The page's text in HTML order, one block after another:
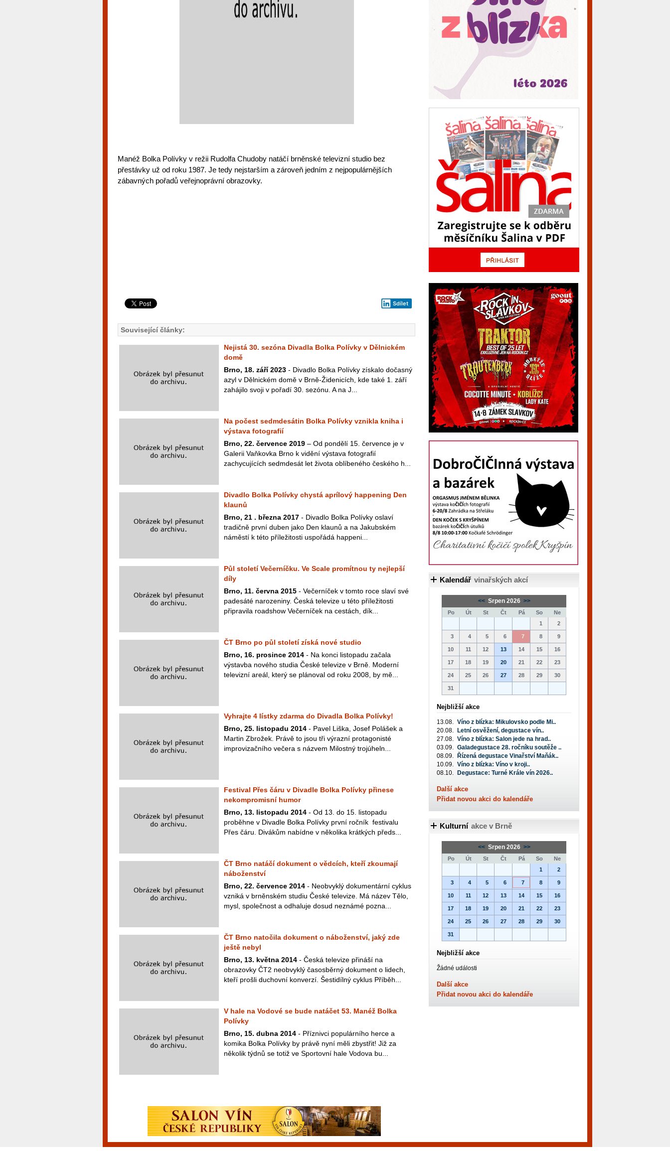
Manéž Bolka Polívky v režii Rudolfa Chudoby natáčí brněnské televizní studio bez
přestávky už od roku 1987. Je tedy nejstarším a zároveň jedním z nejpopulárnějších
zábavných pořadů veřejnoprávní obrazovky.
Sdílet
Související články:
Nejistá 30. sezóna Divadla Bolka Polívky v Dělnickém
domě
Brno, 18. září 2023 - Divadlo Bolka Polívky získalo dočasný
azyl v Dělnickém domě v Brně-Židenicích, kde také 1. září
zahájilo svoji v pořadí 30. sezónu. A na J...
Na počest sedmdesátin Bolka Polívky vznikla kniha i
výstava fotografií
Brno, 22. července 2019 – Od pondělí 15. července je v
Galerii Vaňkovka Brno k vidění výstava fotografií
zachycujících sedmdesát let života oblíbeného českého h...
Divadlo Bolka Polívky chystá aprílový happening Den
klaunů
Brno, 21 . března 2017 - Divadlo Bolka Polívky oslaví
tradičně první duben jako Den klaunů a na Jakubském
náměstí k této příležitosti uspořádá happeni...
Půl století Večerníčku. Ve Scale promítnou ty nejlepší
díly
Brno, 11. června 2015 - Večerníček v tomto roce slaví své
padesáté narozeniny. Česká televize u této příležitosti
připravila roadshow Večerníček na cestách, dík...
ČT Brno po půl století získá nové studio
Brno, 16. prosince 2014 - Na konci listopadu začala
výstavba nového studia České televize v Brně. Moderní
televizní areál, který se plánoval od roku 2008, by mě...
Vyhrajte 4 lístky zdarma do Divadla Bolka Polívky!
Brno, 25. listopadu 2014 - Pavel Liška, Josef Polášek a
Martin Zbrožek. Právě to jsou tři výrazní protagonisté
improvizačního večera s názvem Milostný trojúheln...
Festival Přes čáru v Divadle Bolka Polívky přinese
nekompromisní humor
Brno, 13. listopadu 2014 - Od 13. do 15. listopadu
proběhne v Divadle Bolka Polívky první ročník festivalu
Přes čáru. Divákům nabídne v několika krátkých předs...
ČT Brno natáčí dokument o vědcích, kteří zkoumají
náboženství
Brno, 22. července 2014 - Neobvyklý dokumentární cyklus
vzniká v brněnském studiu České televize. Má název Tělo,
mysl, společnost a odhaluje dosud neznámé pozna...
ČT Brno natočila dokument o náboženství, jaký zde
ještě nebyl
Brno, 13. května 2014 - Česká televize přináší na
obrazovky ČT2 neobvyklý časosběrný dokument o lidech,
kteří prošli duchovní konverzí. Šestidílný cyklus Příběh...
V hale na Vodové se bude natáčet 53. Manéž Bolka
Polívky
Brno, 15. dubna 2014 - Příznivci populárního herce a
komika Bolka Polívky by právě nyní měli zbystřit! Již za
několik týdnů se totiž ve Sportovní hale Vodova bu...
Kalendář vinařských akcí
<< Srpen 2026 >>
Po Út St Čt Pá So
Ne
1
2
3 4 5 6 7 8 9
10 11 12 13 14 15 16
17 18 19 20 21 22 23
24 25 26 27 28 29 30
31
Nejbližší akce
13.08. Víno z blízka: Mikulovsko podle Mi..
20.08.
Letní osvěžení, degustace vín..
27.08. Víno z blízka: Salon jede na hrad..
03.09. Galadegustace 28. ročníku soutěže ..
08.09.
Řízená degustace Vinařství Maňák..
10.09. Víno z blízka: Víno v kroji..
08.10.
Degustace: Turné Krále vín 2026..
Další akce
Přidat novou akci do kalendáře
Kulturní akce v Brně
<< Srpen 2026 >>
Po Út St Čt Pá So
Ne
1
2
3 4 5 6 7 8 9
10 11 12 13 14 15 16
17 18 19 20 21 22 23
24 25 26 27 28 29 30
31
Nejbližší akce
Žádné události
Další akce
Přidat novou akci do kalendáře